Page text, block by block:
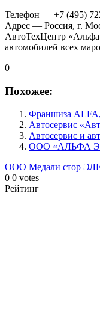
Телефон — +7 (495)
Адрес — Россия, г.
АвтоТехЦентр «Альфа
автомобилей всех
0
Похожее:
Франшиза
Автосервис
Автосервис и
ООО «АЛЬФА
ООО Медали стор
0 0 votes
Рейтинг